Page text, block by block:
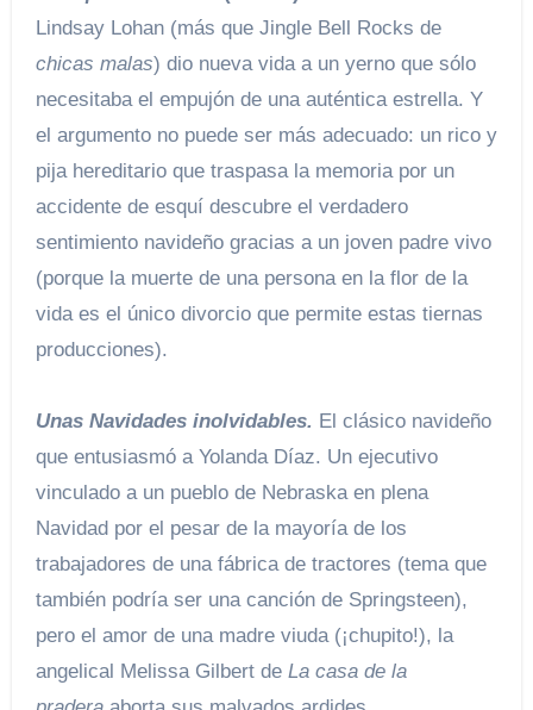
Lindsay Lohan (más que Jingle Bell Rocks de
chicas malas) dio nueva vida a un yerno que sólo
necesitaba el empujón de una auténtica estrella. Y
el argumento no puede ser más adecuado: un rico y
pija hereditario que traspasa la memoria por un
accidente de esquí descubre el verdadero
sentimiento navideño gracias a un joven padre vivo
(porque la muerte de una persona en la flor de la
vida es el único divorcio que permite estas tiernas
producciones).
Unas Navidades inolvidables. El clásico navideño
que entusiasmó a Yolanda Díaz. Un ejecutivo
vinculado a un pueblo de Nebraska en plena
Navidad por el pesar de la mayoría de los
trabajadores de una fábrica de tractores (tema que
también podría ser una canción de Springsteen),
pero el amor de una madre viuda (¡chupito!), la
angelical Melissa Gilbert de La casa de la